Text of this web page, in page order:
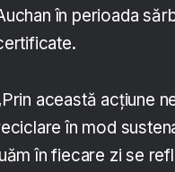
în perioada
această acțiune
în mod
în fiecare zi se